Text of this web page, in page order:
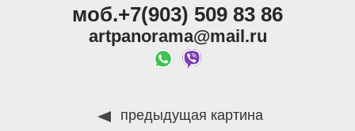
моб.+7(903) 509 83 86
artpanorama@mail.ru
предыдущая картина